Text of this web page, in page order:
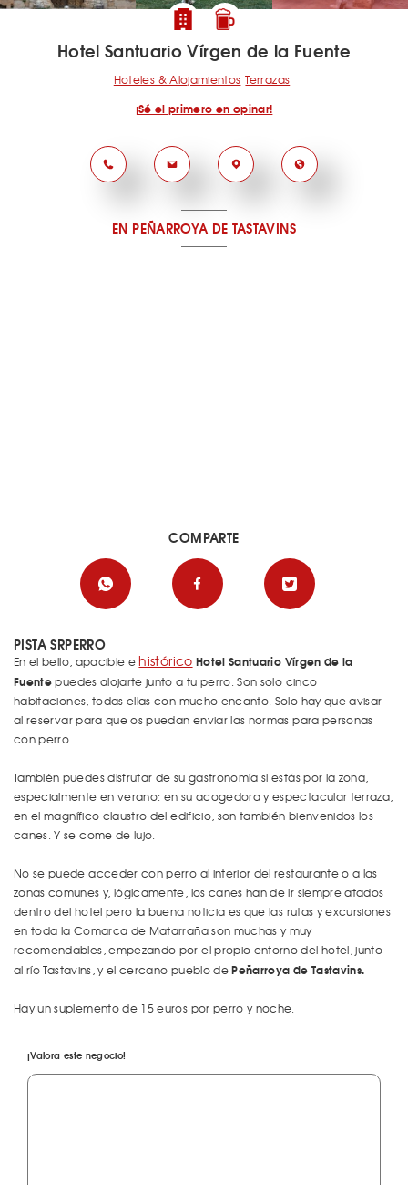
Hotel Santuario Vírgen de la Fuente
Hoteles & Alojamientos Terrazas
¡Sé el primero en opinar!
EN PEÑARROYA DE TASTAVINS
PISTA SRPERRO
En el bello, apacible ehistórico Hotel Santuario Vírgen de la
Fuentepuedes alojarte junto a tu perro. Son solo cinco
habitaciones, todas ellas con mucho encanto. Solo hay que avisar
al reservar para que os puedan enviar las normas para personas
con perro.
También puedes disfrutar de su gastronomía si estás por la zona,
especialmente en verano: en su acogedora y espectacular terraza,
en el magnífico claustro del edificio, son también bienvenidos los
canes. Y se come de lujo.
No se puede acceder con perro al interior del restaurante o a las
zonas comunes y, lógicamente, los canes han de ir siempre atados
dentro del hotel pero la buena noticia es que las rutas y excursiones
en toda la Comarca de Matarraña son muchas y muy
recomendables, empezando por el propio entorno del hotel, junto
al río Tastavins, y el cercano pueblo dePeñarroya de Tastavins.
Hay un suplemento de 15 euros por perro y noche.
¡Valora este negocio!
COMPARTE